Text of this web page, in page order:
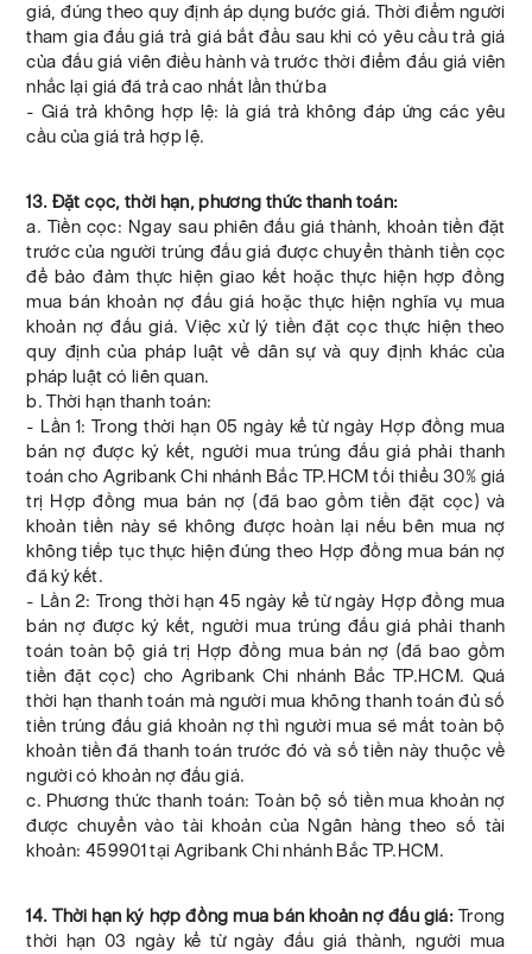
giá, đúng theo quy định áp dụng bước giá. Thời điểm người
tham gia đấu giá trả giá bắt đầu sau khi có yêu cầu trả giá
của đấu giá viên điều hành và trước thời điểm đấu giá viên
nhắc lại giá đã trả cao nhất lần thứ ba
- Giá trả không hợp lệ: là giá trả không đáp ứng các yêu
cầu của giá trả hợp lệ.
13. Đặt cọc, thời hạn, phương thức thanh toán:
a. Tiền cọc: Ngay sau phiên đấu giá thành, khoản tiền đặt
trước của người trúng đấu giá được chuyển thành tiền cọc
để bảo đảm thực hiện giao kết hoặc thực hiện hợp đồng
mua bán khoản nợ đấu giá hoặc thực hiện nghĩa vụ mua
khoản nợ đấu giá. Việc xử lý tiền đặt cọc thực hiện theo
quy định của pháp luật về dân sự và quy định khác của
pháp luật có liên quan.
b. Thời hạn thanh toán:
- Lần 1: Trong thời hạn 05 ngày kể từ ngày Hợp đồng mua
bán nợ được ký kết, người mua trúng đấu giá phải thanh
toán cho Agribank Chi nhánh Bắc TP.HCM tối thiểu 30% giá
trị Hợp đồng mua bán nợ (đã bao gồm tiền đặt cọc) và
khoản tiền này sẽ không được hoàn lại nếu bên mua nợ
không tiếp tục thực hiện đúng theo Hợp đồng mua bán nợ
đã ký kết.
- Lần 2: Trong thời hạn 45 ngày kể từ ngày Hợp đồng mua
bán nợ được ký kết, người mua trúng đấu giá phải thanh
toán toàn bộ giá trị Hợp đồng mua bán nợ (đã bao gồm
tiền đặt cọc) cho Agribank Chi nhánh Bắc TP.HCM. Quá
thời hạn thanh toán mà người mua không thanh toán đủ số
tiền trúng đấu giá khoản nợ thì người mua sẽ mất toàn bộ
khoản tiền đã thanh toán trước đó và số tiền này thuộc về
người có khoản nợ đấu giá.
c. Phương thức thanh toán: Toàn bộ số tiền mua khoản nợ
được chuyển vào tài khoản của Ngân hàng theo số tài
khoản: 459901 tại Agribank Chi nhánh Bắc TP.HCM.
14. Thời hạn ký hợp đồng mua bán khoản nợ đấu giá: Trong
thời hạn 03 ngày kể từ ngày đấu giá thành, người mua